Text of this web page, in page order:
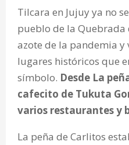
Tilcara en Jujuy ya no
pueblo de la
azote de la pandemia
lugares históricos que
símbolo. Desde La
cafecito de Tukuta
varios restaurantes y
La peña de Carlitos